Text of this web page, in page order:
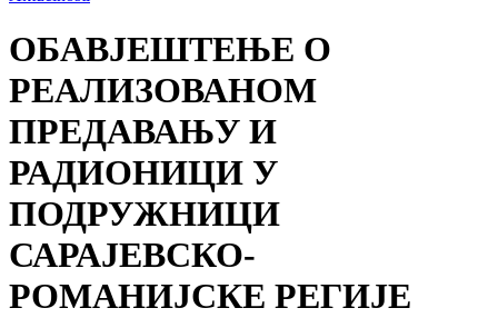
ОБАВЈЕШТЕЊЕ О
РЕАЛИЗОВАНОМ
ПРЕДАВАЊУ И
РАДИОНИЦИ У
ПОДРУЖНИЦИ
САРАЈЕВСКО-
РОМАНИЈСКЕ РЕГИЈЕ